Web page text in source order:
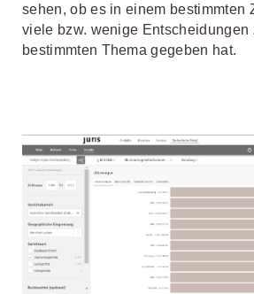
sehen, ob es in einem bestimmten
viele bzw. wenige Entscheidungen
bestimmten Thema gegeben hat.